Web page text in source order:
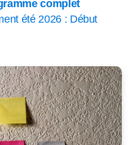
complet
été 2026 : Début